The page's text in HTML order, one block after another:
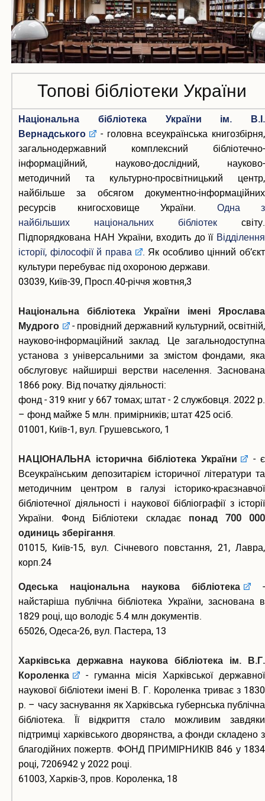
Інші науки
Квартиль журналу і як його знайти
ЕЛЕКТРОННІ РЕСУРСИ
Scopus
Web of Science
Research4Life
ScienceDirect
Coursera
Udemy
Labster
Prometheus
ЕЛЕКТРОННА БІБЛІОТЕКА
Повнотекстні бази книг
Університетські наукові записки
Конференції та наукові заходи
Навчально-методичне забезпечення
Статті НПП університету
Контакти
Топові бібліотеки України
Національна бібліотека України ім. В.І.
Вернадського
- головна всеукраїнська книгозбірня,
загальнодержавний комплексний бібліотечно-
інформаційний, науково-дослідний, науково-
методичний та культурно-просвітницький центр,
найбільше за обсягом документно-інформаційних
ресурсів книгосховище України. Одна з
найбільших
національних бібліотек світу.
Підпорядкована НАН України, входить до її Відділення
історії, філософії й права
. Як особливо цінний об’єкт
культури перебуває під охороною держави.
03039, Київ-39, Просп.40-річчя жовтня,3
Національна бібліотека України імені Ярослава
Мудрого
- провідний державний культурний, освітній,
науково-інформаційний заклад. Це загальнодоступна
установа з універсальними за змістом фондами, яка
обслуговує найширші верстви населення. Заснована
1866 року. Від початку діяльності:
фонд - 319 книг у 667 томах; штат - 2 службовця. 2022 р.
– фонд майже 5 млн. примірників; штат 425 осіб.
01001, Київ-1, вул. Грушевського, 1
НАЦІОНАЛЬНА історична бібліотека України
- є
Всеукраїнським депозитарієм історичної літератури та
методичним центром в галузі історико-краєзнавчої
бібліотечної діяльності і наукової бібліографії з історії
України. Фонд Бібліотеки складає понад 700 000
одиниць зберігання.
01015, Київ-15, вул. Січневого повстання, 21, Лавра,
корп.24
Одеська національна наукова бібліотека
-
найстаріша публічна бібліотека України, заснована в
1829 році, що володіє 5.4 млн документів.
65026, Одеса-26, вул. Пастера, 13
Харківська державна наукова бібліотека ім. В.Г.
Короленка
- гуманна місія Харківської державної
наукової бібліотеки імені В. Г. Короленка триває з 1830
р. – часу заснування як Харківська губернська публічна
бібліотека. Її відкриття стало можливим завдяки
підтримці харківського дворянства, а фонди складено з
благодійних пожертв. ФОНД ПРИМІРНИКІВ 846 у 1834
році, 7206942 у 2022 році.
61003, Харків-3, пров. Короленка, 18